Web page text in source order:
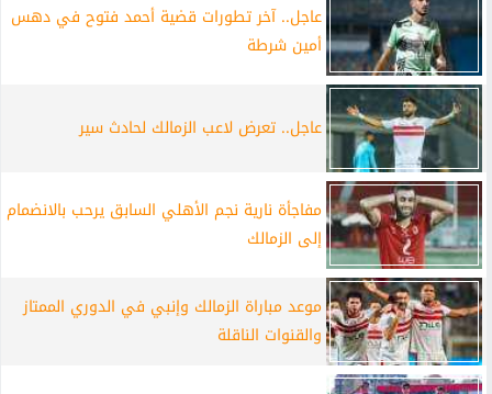
عاجل.. آخر تطورات قضية أحمد فتوح في دهس
أمين شرطة
عاجل.. تعرض لاعب الزمالك لحادث سير
مفاجأة نارية نجم الأهلي السابق يرحب بالانضمام
إلى الزمالك
موعد مباراة الزمالك وإنبي في الدوري الممتاز
والقنوات الناقلة